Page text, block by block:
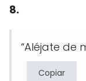
8.
“Aléjate de
Copiar